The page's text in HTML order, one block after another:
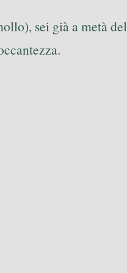
sei già a metà